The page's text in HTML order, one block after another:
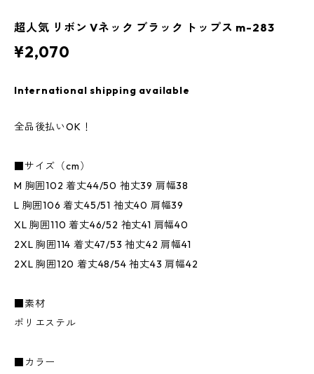
超人気 リボン Vネック ブラック トップス m-283
¥2,070
International shipping available
全品後払いOK！
■サイズ（cm）
M 胸囲102 着丈44/50 袖丈39 肩幅38
L 胸囲106 着丈45/51 袖丈40 肩幅39
XL 胸囲110 着丈46/52 袖丈41 肩幅40
2XL 胸囲114 着丈47/53 袖丈42 肩幅41
2XL 胸囲120 着丈48/54 袖丈43 肩幅42
■素材
ポリエステル
■カラー